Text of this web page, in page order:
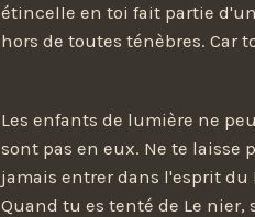
étincelle en toi fait partie
hors de toutes ténèbres. Car
Les enfants de lumière ne
sont pas en eux. Ne te laisse
jamais entrer dans l'esprit du
Quand tu es tenté de Le